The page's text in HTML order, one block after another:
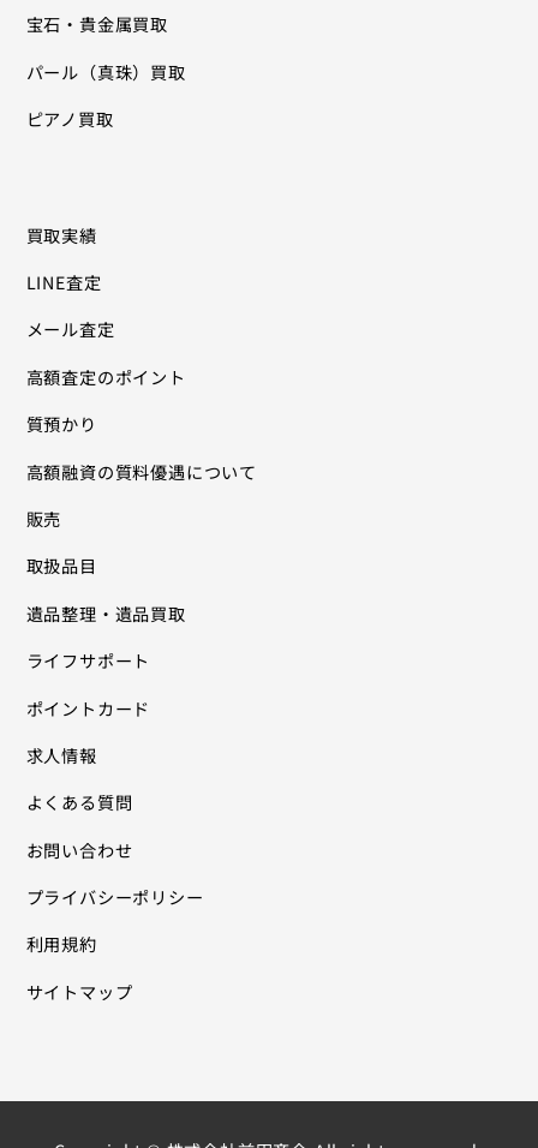
宝石・貴金属買取
パール（真珠）買取
ピアノ買取
買取実績
LINE査定
メール査定
高額査定のポイント
質預かり
高額融資の質料優遇について
販売
取扱品目
遺品整理・遺品買取
ライフサポート
ポイントカード
求人情報
よくある質問
お問い合わせ
プライバシーポリシー
利用規約
サイトマップ